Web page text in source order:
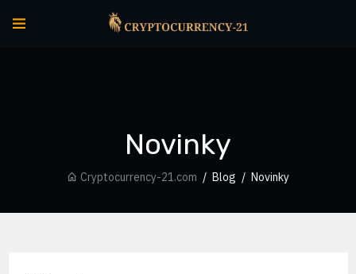
Novinky
Cryptocurrency-21.com Blog Novinky